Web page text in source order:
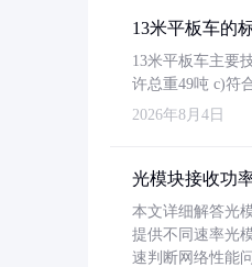
13米平板车的
13米平板车主要
许总重49吨 c)符
2026年8月4日
光模块接收功
本文详细解答光
提供不同速率光
速判断网络性能问